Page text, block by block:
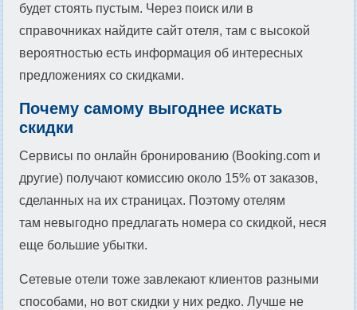
будет стоять пустым. Через поиск или в
справочниках найдите сайт отеля, там с высокой
вероятностью есть информация об интересных
предложениях со скидками.
Почему самому выгоднее искать
скидки
Сервисы по онлайн бронированию (Booking.com и
другие) получают комиссию около 15% от заказов,
сделанных на их страницах. Поэтому отелям
там невыгодно предлагать номера со скидкой, неся
еще большие убытки.
Сетевые отели тоже завлекают клиентов разными
способами, но вот скидки у них редко. Лучше не